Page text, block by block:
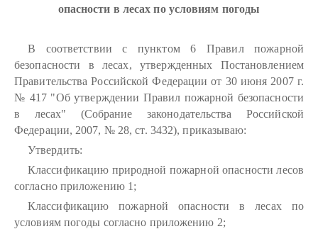
опасности в лесах по условиям погоды
В соответствии с пунктом 6 Правил пожарной
безопасности в лесах, утвержденных Постановлением
Правительства Российской Федерации от 30 июня 2007 г.
№ 417 "Об утверждении Правил пожарной безопасности
в лесах" (Собрание законодательства Российской
Федерации, 2007, № 28, ст. 3432), приказываю:
Утвердить:
Классификацию природной пожарной опасности лесов
согласно приложению 1;
Классификацию пожарной опасности в лесах по
условиям погоды согласно приложению 2;